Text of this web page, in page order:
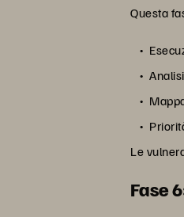
Questa
Le
Fase